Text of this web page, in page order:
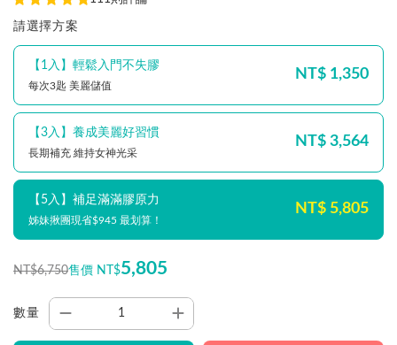
請選擇方案
【1入】輕鬆入門不失膠
每次3匙 美麗儲值
NT$ 1,350
【3入】養成美麗好習慣
長期補充 維持女神光采
NT$ 3,564
【5入】補足滿滿膠原力
姊妹揪團現省$945 最划算！
NT$ 5,805
NT$6,750售價 NT$5,805
數量